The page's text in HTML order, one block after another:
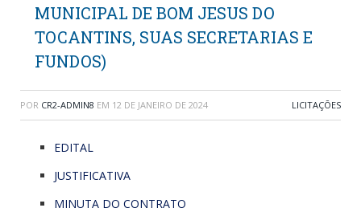
MUNICIPAL DE BOM JESUS DO
TOCANTINS, SUAS SECRETARIAS E
FUNDOS)
POR CR2-ADMIN8 EM 12 DE JANEIRO DE 2024 LICITAÇÕES
EDITAL
JUSTIFICATIVA
MINUTA DO CONTRATO